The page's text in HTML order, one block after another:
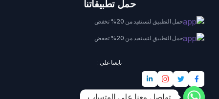
حمل تطبيقاتنا
حمل التطبيق لتستفيد من 20% تخفض
حمل التطبيق لتستفيد من 20% تخفض
تابعنا على :
تواصل معنا على الوتساب